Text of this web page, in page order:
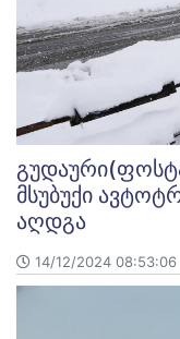
მსუბუქი
აღდგა
14/12/2024 08:53:06